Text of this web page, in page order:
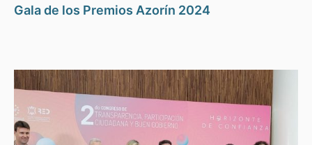
Gala de los Premios Azorín 2024